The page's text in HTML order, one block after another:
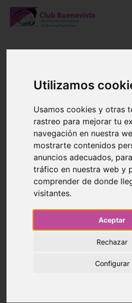
Utilizamos
Usamos cookies y otras
rastreo para mejorar tu
navegación en nuestra
mostrarte contenidos
anuncios adecuados,
tráfico en nuestra web y
comprender de donde
visitantes.
Aceptar
Rechazar
Configurar
NAVIDAD
2021/
24 de Diciembre de 2021
General
consecuencia de la actual